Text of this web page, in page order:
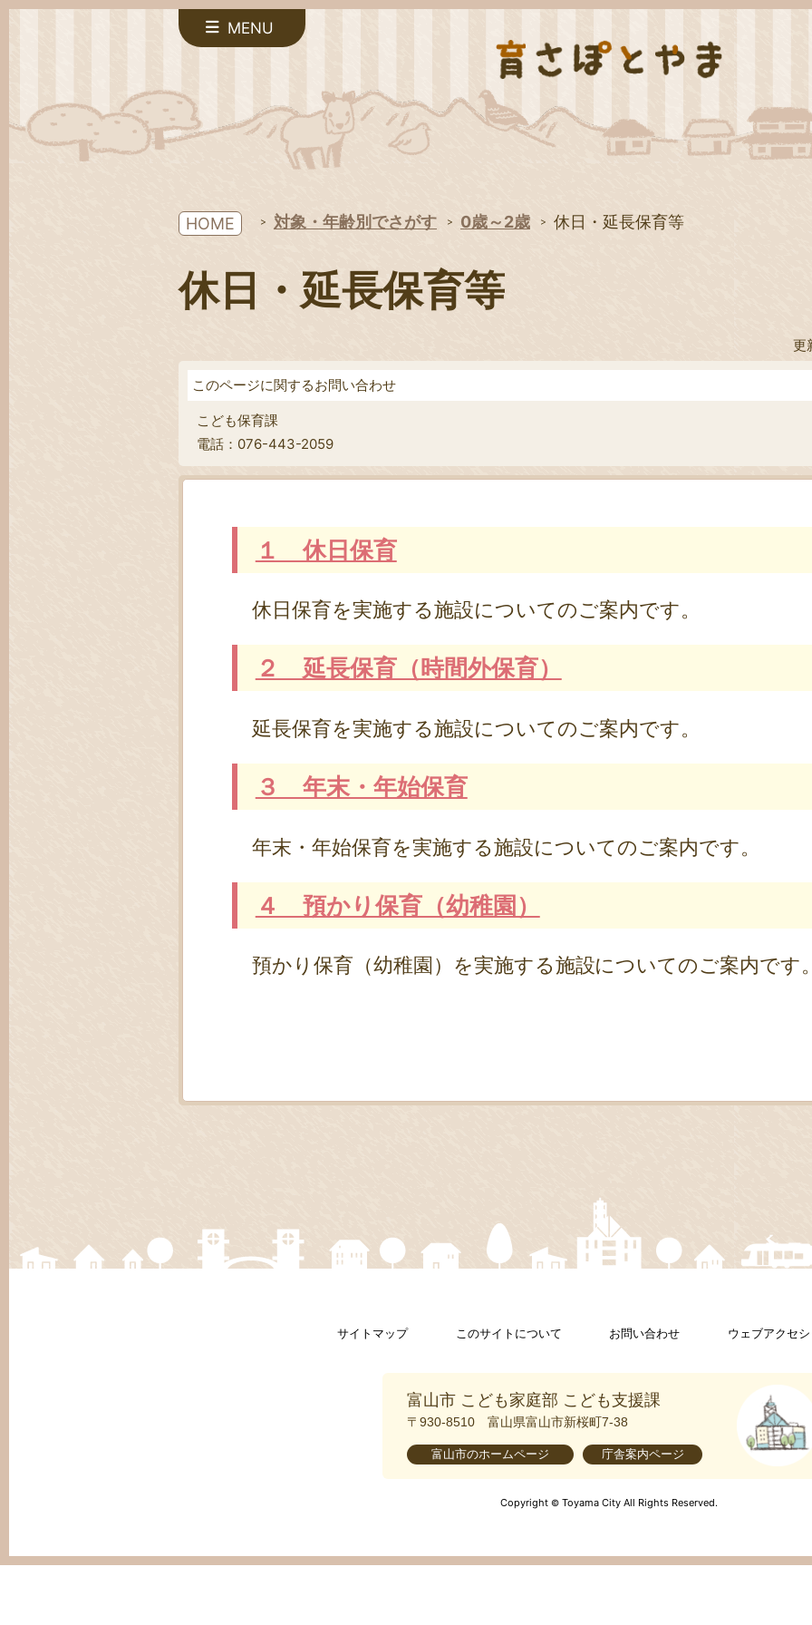
MENU
HOME 対象・年齢別でさがす 0歳～2歳 休日・延長保育等
休日・延長保育等
更
このページに関するお問い合わせ
こども保育課
電話：076-443-2059
１ 休日保育
休日保育を実施する施設についてのご案内です。
２ 延長保育（時間外保育）
延長保育を実施する施設についてのご案内です。
３ 年末・年始保育
年末・年始保育を実施する施設についてのご案内です。
４ 預かり保育（幼稚園）
預かり保育（幼稚園）を実施する施設についてのご案内です
サイトマップ このサイトについて お問い合わせ ウェブアクセ
富山市 こども家庭部 こども支援課
〒930-8510 富山県富山市新桜町7-38
富山市のホームページ 庁舎案内ページ
Copyright © Toyama City All Rights Reserved.